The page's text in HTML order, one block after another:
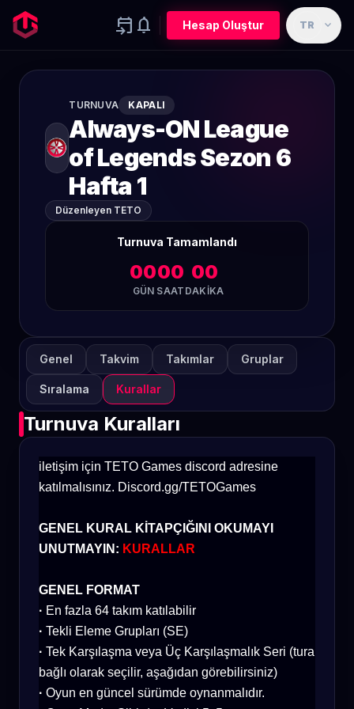
event_upcoming notifications Hesap Oluştur TR expand_more
TURNUVA KAPALI
Always-ON League
of Legends Sezon 6
Hafta 1
Düzenleyen TETO
Turnuva Tamamlandı
00
GÜN
00
SAAT
00
DAKIKA
Genel Takvim Takımlar Gruplar
Sıralama Kurallar
Turnuva Kuralları
iletişim için TETO Games discord adresine
katılmalısınız. Discord.gg/TETOGames
GENEL KURAL KİTAPÇIĞINI OKUMAYI
UNUTMAYIN: KURALLAR
GENEL FORMAT
· En fazla 64 takım katılabilir
· Tekli Eleme Grupları (SE)
· Tek Karşılaşma veya Üç Karşılaşmalık Seri (tura
bağlı olarak seçilir, aşağıdan görebilirsiniz)
· Oyun en güncel sürümde oynanmalıdır.